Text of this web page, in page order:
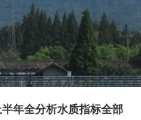
年全分析水质指标全部